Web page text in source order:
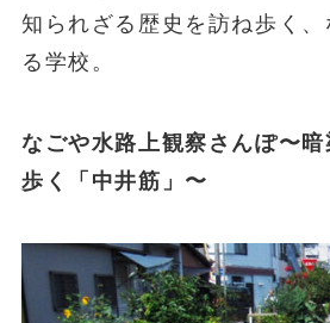
知られざる歴史を訪ね歩く
る学校。
なごや水路上観察さんぽ〜暗
歩く「中井筋」〜